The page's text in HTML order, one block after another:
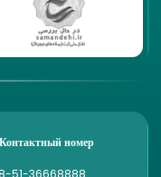
Контактный номер
51-36668888